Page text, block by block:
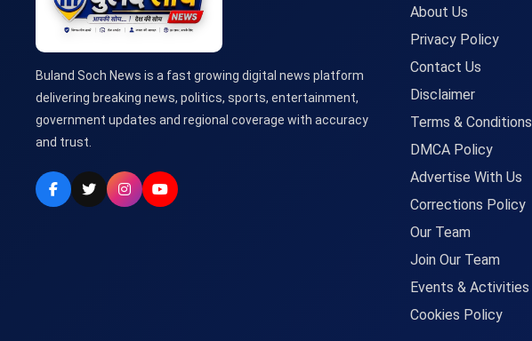
Buland Soch News is a fast growing digital news platform
delivering breaking news, politics, sports, entertainment,
government updates and regional coverage with accuracy
and trust.
About Us
Privacy Policy
Contact Us
Disclaimer
Terms & Conditions
DMCA Policy
Advertise With Us
Corrections Policy
Our Team
Join Our Team
Events & Activities
Cookies Policy